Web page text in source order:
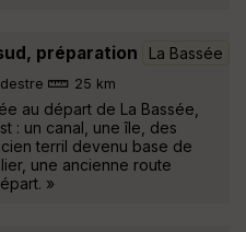
préparation La Bassée
25 km
au départ de La Bassée,
: un canal, une île, des
terril devenu base de
une ancienne route
»